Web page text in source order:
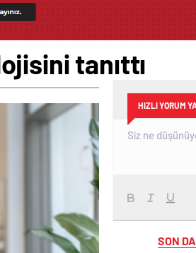
tanıttı
HIZLI YORUM
SON